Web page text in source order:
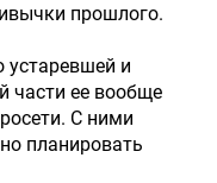
прошлого.
устаревшей и
части ее вообще
С ними
планировать